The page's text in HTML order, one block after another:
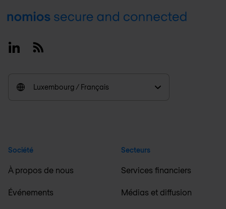
Footer
LinkedinRSS
Luxembourg / Français
Société
À propos de nous
Événements
Secteurs
Services financiers
Médias et diffusion